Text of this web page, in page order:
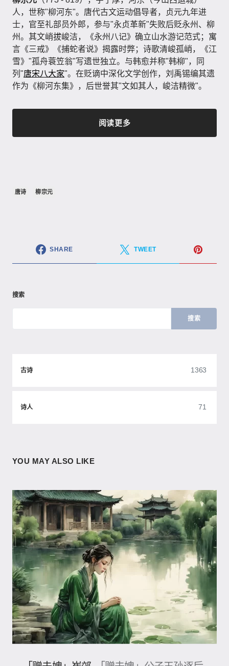
人，世称"柳河东"。唐代古文运动倡导者，贞元九年进
士，官至礼部员外郎，参与"永贞革新"失败后贬永州、柳
州。其文峭拔峻洁，《永州八记》确立山水游记范式；寓
言《三戒》《捕蛇者说》揭露时弊；诗歌清峻孤峭，《江
雪》"孤舟蓑笠翁"写遗世独立。与韩愈并称"韩柳"，同
列"唐宋八大家"。在贬谪中深化文学创作，刘禹锡编其遗
作为《柳河东集》，后世誉其"文如其人，峻洁精微"。
阅读更多
唐诗 柳宗元
SHARE TWEET
搜索
搜索
古诗 1363
诗人 71
YOU MAY ALSO LIKE